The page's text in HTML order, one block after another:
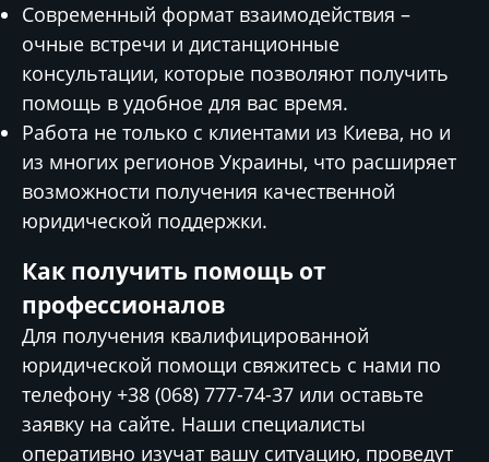
Современный формат взаимодействия –
очные встречи и дистанционные
консультации, которые позволяют получить
помощь в удобное для вас время.
Работа не только с клиентами из Киева, но и
из многих регионов Украины, что расширяет
возможности получения качественной
юридической поддержки.
Как получить помощь от
профессионалов
Для получения квалифицированной
юридической помощи свяжитесь с нами по
телефону +38 (068) 777-74-37 или оставьте
заявку на сайте. Наши специалисты
оперативно изучат вашу ситуацию, проведут